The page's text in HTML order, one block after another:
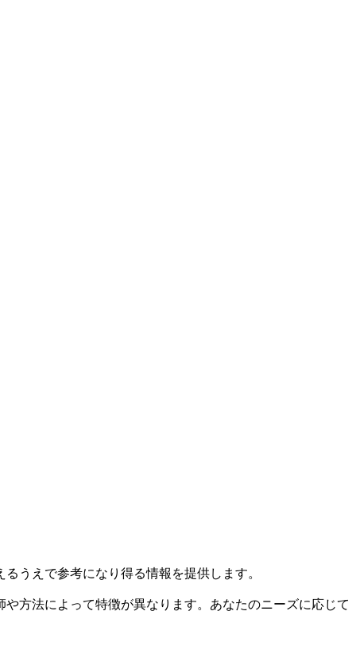
うえで参考になり得る情報を提供します。
方法によって特徴が異なります。あなたのニーズに応じて